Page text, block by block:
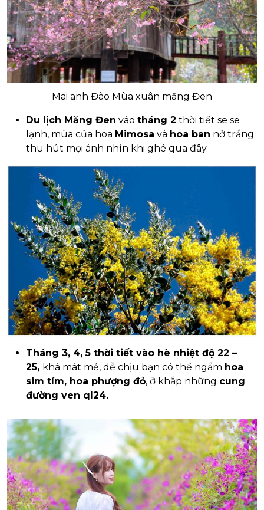
Mai anh Đào Mùa xuân măng Đen
Du lịch Măng Đen vào tháng 2 thời tiết se se
lạnh, mùa của hoa Mimosa và hoa ban nở trắng
thu hút mọi ánh nhìn khi ghé qua đây.
Tháng 3, 4, 5 thời tiết vào hè nhiệt độ 22 –
25, khá mát mẻ, dễ chịu bạn có thể ngắm hoa
sim tím, hoa phượng đỏ, ở khắp những cung
đường ven ql24.